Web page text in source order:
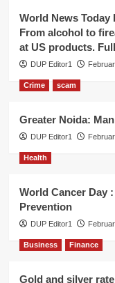
World News Today
From alcohol to
at US products.
DUP Editor1
Crime scam
Greater Noida:
DUP Editor1
Health
World Cancer Day
Prevention
DUP Editor1
Business Finance
Gold and silver